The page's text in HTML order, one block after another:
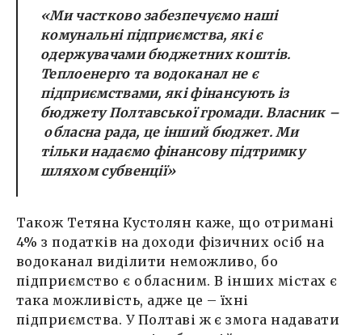
«Ми частково забезпечуємо наші
комунальні підприємства, які є
одержувачами бюджетних коштів.
Теплоенерго та водоканал не є
підприємствами, які фінансують із
бюджету Полтавської громади. Власник –
обласна рада, це інший бюджет. Ми
тільки надаємо фінансову підтримку
шляхом субвенції»
Також Тетяна Кустолян каже, що отримані
4% з податків на доходи фізичних осіб на
водоканал виділити неможливо, бо
підприємство є обласним. В інших містах є
така можливість, адже це – їхні
підприємства. У Полтаві ж є змога надавати